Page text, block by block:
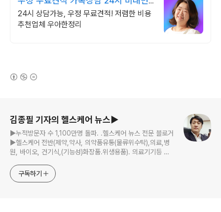
가능
24시 상담가능, 우정 무료견적! 저렴한 비용
추천업체 우아한정리
김종필 기자의 헬스케어 뉴스▶
▶누적방문자 수 1,100만명 돌파. .헬스케어 뉴스 전문 블로거
▶헬스케어 전반(제약,약사, 의약품유통(물류위수탁),의료,병
원, 바이오, 건기식,(기능성)화장품.위생용품). 의료기기등 ☞
jp11222@naver.com
구독하기